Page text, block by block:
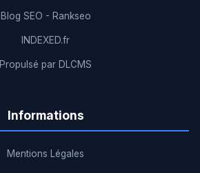
Blog SEO - Rankseo
INDEXED.fr
Propulsé par DLCMS
Informations
Mentions Légales